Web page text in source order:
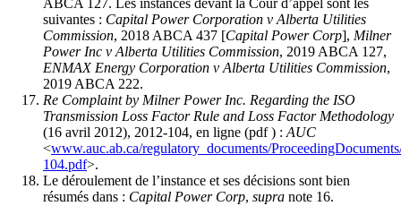
suivantes : Capital Power Corporation v Alberta Utilities
Commission, 2018 ABCA 437 [Capital Power Corp], Milner
Power Inc v Alberta Utilities Commission, 2019 ABCA 127,
ENMAX Energy Corporation v Alberta Utilities Commission,
2019 ABCA 222.
Re Complaint by Milner Power Inc. Regarding the ISO
Transmission Loss Factor Rule and Loss Factor Methodology
(16 avril 2012), 2012-104, en ligne (pdf ) : AUC
<www.auc.ab.ca/regulatory_documents/
104.pdf>.
Le déroulement de l’instance et ses décisions sont bien
résumés dans : Capital Power Corp, supra note 16.